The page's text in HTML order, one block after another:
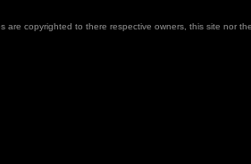
are copyrighted to there respective owners, this site nor